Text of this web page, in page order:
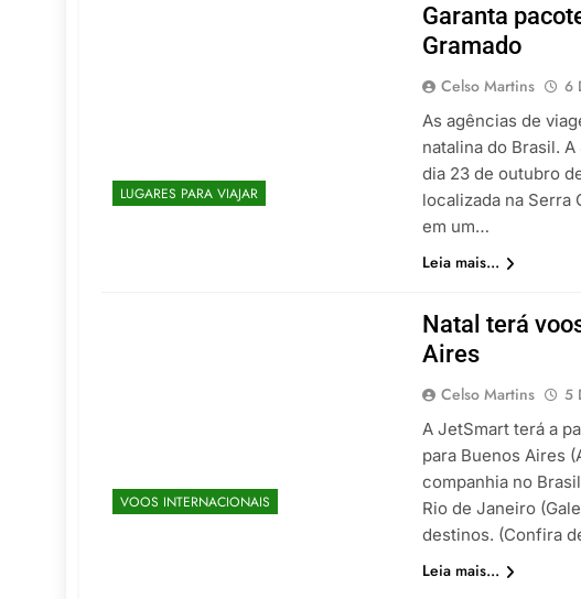
LUGARES PARA VIAJAR
Garanta
Gramado
Celso Martins 6
As agências de
natalina do Brasil.
dia 23 de outubro
localizada na Serra
em um…
Leia mais...
VOOS INTERNACIONAIS
Natal terá
Aires
Celso Martins 5
A JetSmart terá a
para Buenos Aires
companhia no
Rio de Janeiro
destinos. (Confira
Leia mais...